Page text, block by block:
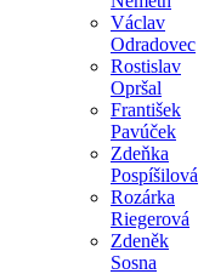
Václav
Odradovec
Rostislav
Opršal
František
Pavúček
Zdeňka
Pospíšilová
Rozárka
Riegerová
Zdeněk
Sosna